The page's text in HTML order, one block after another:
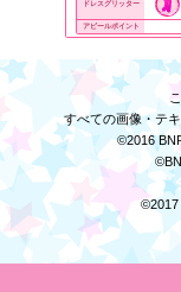
すべての画像・テ
©2016
©2017